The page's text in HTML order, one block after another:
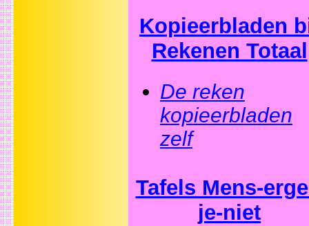
Kopieerbladen
Rekenen Totaal
De reken
kopieerbladen
zelf
Tafels Mens-
je-niet